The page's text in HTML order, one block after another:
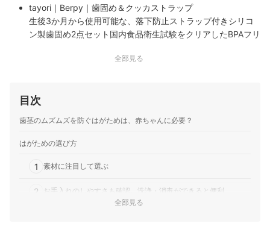
tayori｜Berpy｜歯固め＆クッカストラップ
生後3か月から使用可能な、落下防止ストラップ付きシリコ
ン製歯固め2点セット国内食品衛生試験をクリアしたBPAフリ
機での洗浄に対応した耐熱仕様
全部見る
目次
歯茎のムズムズを防ぐはがためは、赤ちゃんに必要？
はがための選び方
1 素材に注目して選ぶ
2 お手入れのしやすさも確認。洗浄・消毒ができると便利
全部見る